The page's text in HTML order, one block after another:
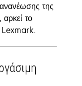
της
το
Lexmark.